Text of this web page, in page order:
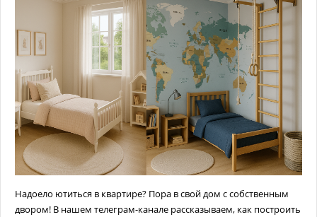
Надоело ютиться в квартире? Пора в свой дом с собственным
двором! В нашем телеграм-канале рассказываем, как построить